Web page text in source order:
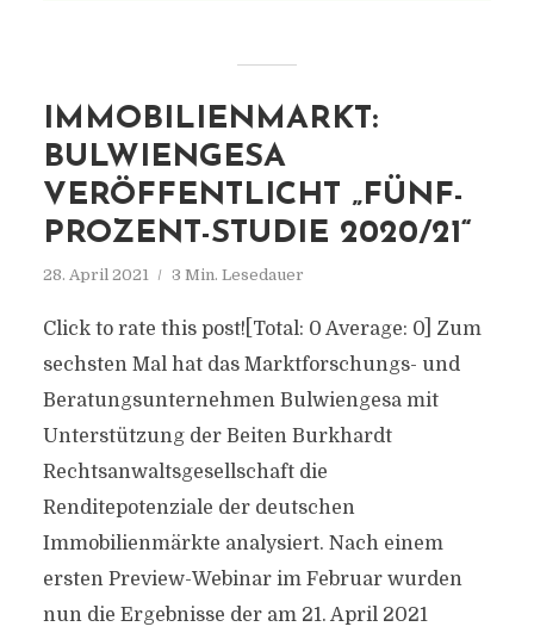
IMMOBILIENMARKT:
BULWIENGESA
VERÖFFENTLICHT „FÜNF-
PROZENT-STUDIE 2020/21“
28. April 2021 3 Min. Lesedauer
Click to rate this post![Total: 0 Average: 0] Zum
sechsten Mal hat das Marktforschungs- und
Beratungsunternehmen Bulwiengesa mit
Unterstützung der Beiten Burkhardt
Rechtsanwaltsgesellschaft die
Renditepotenziale der deutschen
Immobilienmärkte analysiert. Nach einem
ersten Preview-Webinar im Februar wurden
nun die Ergebnisse der am 21. April 2021